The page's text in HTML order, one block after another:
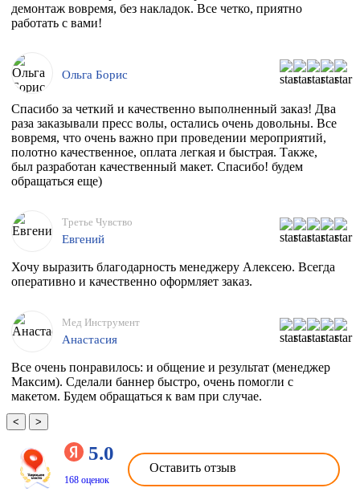
демонтаж вовремя, без накладок. Все четко, приятно
работать с вами!
Ольга Борис
Спасибо за четкий и качественно выполненный заказ! Два
раза заказывали пресс волы, остались очень довольны. Все
вовремя, что очень важно при проведении мероприятий,
полотно качественное, оплата легкая и быстрая. Также,
был разработан качественный макет. Спасибо! будем
обращаться еще)
Третье Чувство
Евгений
Хочу выразить благодарность менеджеру Алексею. Всегда
оперативно и качественно оформляет заказ.
Мед Инструмент
Анастасия
Все очень понравилось: и общение и результат (менеджер
Максим). Сделали баннер быстро, очень помогли с
макетом. Будем обращаться к вам при случае.
< >
5.0
168 оценок
Оставить отзыв